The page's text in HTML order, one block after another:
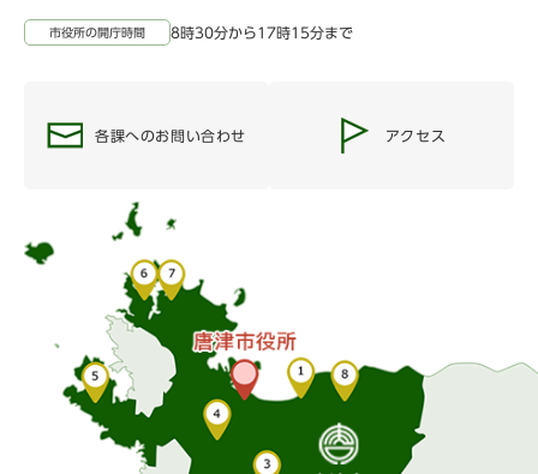
市役所の開庁時間 8時30分から17時15分まで
各課へのお問い合わせ アクセス